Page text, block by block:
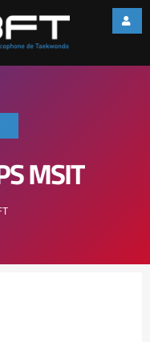
MSIT